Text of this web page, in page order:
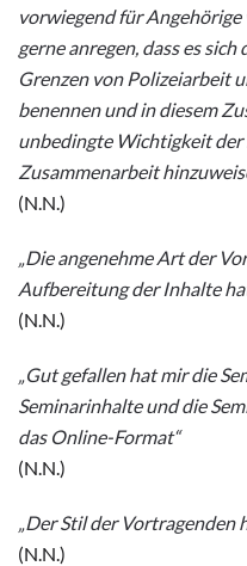
vorwiegend für
gerne anregen, dass es
Grenzen von Polizeiarbeit
benennen und in diesem
unbedingte Wichtigkeit
Zusammenarbeit
(N.N.)
„Die angenehme Art der
Aufbereitung der Inhalte
(N.N.)
„Gut gefallen hat mir die
Seminarinhalte und die
das Online-Format“
(N.N.)
„Der Stil der Vortragenden
(N.N.)